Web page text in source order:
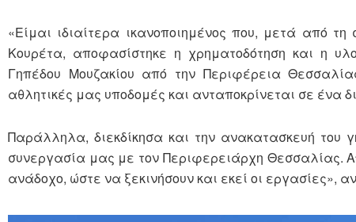
«Είμαι ιδιαίτερα ικανοποιημένος που, μετά από
Κουρέτα, αποφασίστηκε η χρηματοδότηση και η
Γηπέδου Μουζακίου από την Περιφέρεια
αθλητικές μας υποδομές και ανταποκρίνεται σε ένα
Παράλληλα, διεκδίκησα και την ανακατασκευή του
συνεργασία μας με τον Περιφερειάρχη Θεσσαλίας.
ανάδοχο, ώστε να ξεκινήσουν και εκεί οι